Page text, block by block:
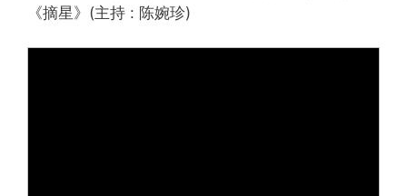
《摘星》(主持 : 陈婉珍)